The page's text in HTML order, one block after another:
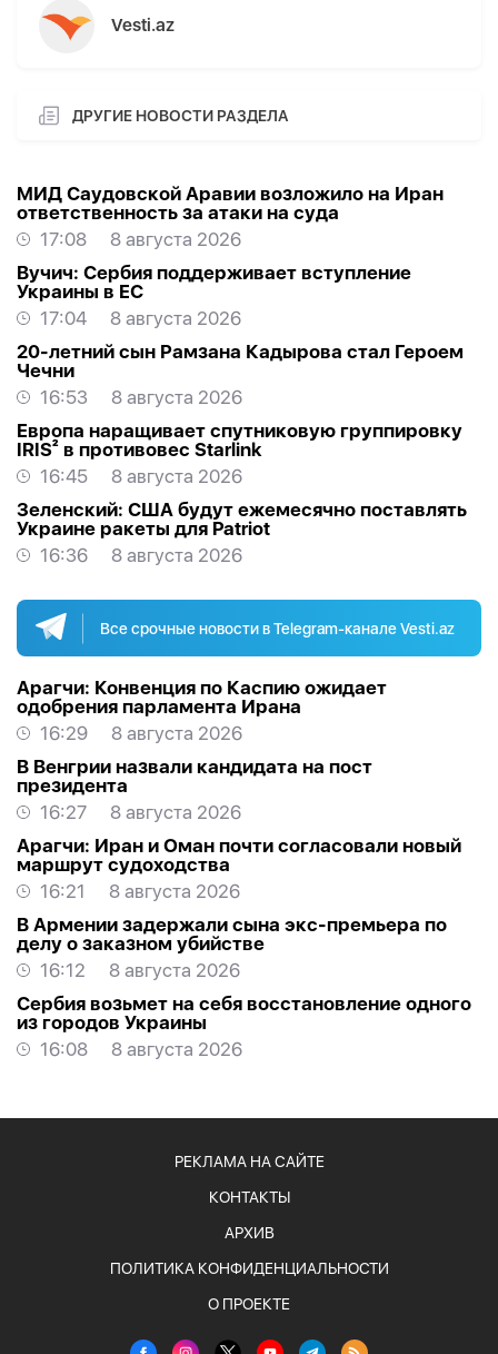
Vesti.az
ДРУГИЕ НОВОСТИ РАЗДЕЛА
МИД Саудовской Аравии возложило на Иран
ответственность за атаки на суда
17:08
8 августа 2026
Вучич: Сербия поддерживает вступление
Украины в ЕС
17:04
8 августа 2026
20-летний сын Рамзана Кадырова стал Героем
Чечни
16:53
8 августа 2026
Европа наращивает спутниковую группировку
IRIS² в противовес Starlink
16:45
8 августа 2026
Зеленский: США будут ежемесячно поставлять
Украине ракеты для Patriot
16:36
8 августа 2026
Все срочные новости в Telegram-канале Vesti.az
Арагчи: Конвенция по Каспию ожидает
одобрения парламента Ирана
16:29
8 августа 2026
В Венгрии назвали кандидата на пост
президента
16:27
8 августа 2026
Арагчи: Иран и Оман почти согласовали новый
маршрут судоходства
16:21
8 августа 2026
В Армении задержали сына экс-премьера по
делу о заказном убийстве
16:12
8 августа 2026
Сербия возьмет на себя восстановление одного
из городов Украины
16:08
8 августа 2026
РЕКЛАМА НА САЙТЕ
КОНТАКТЫ
АРХИВ
ПОЛИТИКА КОНФИДЕНЦИАЛЬНОСТИ
О ПРОЕКТЕ